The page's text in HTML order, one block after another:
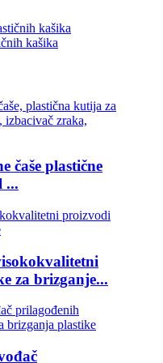
kašika
čaše plastične
...
za brizganje...